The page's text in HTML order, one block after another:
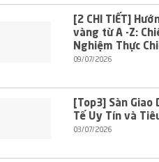
[2 CHI TIẾT]
vàng từ A -Z:
Nghiệm Thực
09/07/2026
[Top3] Sàn Giao
Tế Uy Tín và
03/07/2026